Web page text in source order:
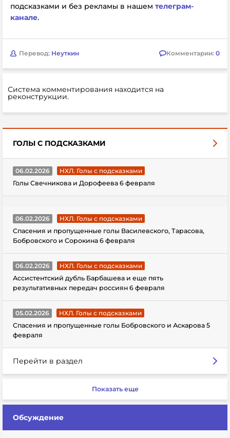
подсказками и без рекламы в нашем телеграм-
канале.
Перевод: Неуткин Комментарии: 0
Система комментирования находится на
реконструкции.
ГОЛЫ С ПОДСКАЗКАМИ
06.02.2026
НХЛ. Голы с подсказками
Голы Свечникова и Дорофеева 6 февраля
06.02.2026
НХЛ. Голы с подсказками
Спасения и пропущенные голы Василевского, Тарасова,
Бобровского и Сорокина 6 февраля
06.02.2026
НХЛ. Голы с подсказками
Ассистентский дубль Барбашева и еще пять
результативных передач россиян 6 февраля
05.02.2026
НХЛ. Голы с подсказками
Спасения и пропущенные голы Бобровского и Аскарова 5
февраля
Перейти в раздел
Показать еще
Обсуждение